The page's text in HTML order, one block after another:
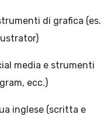
di grafica (es.
media e strumenti
ecc.)
inglese (scritta e